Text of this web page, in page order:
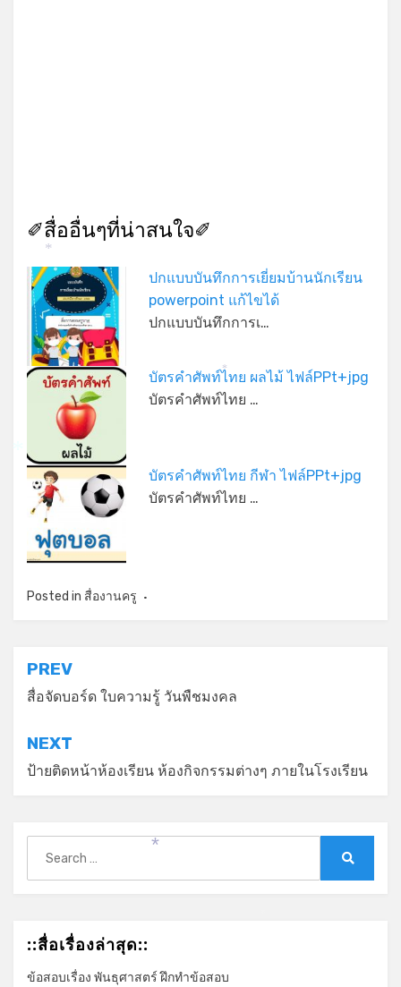
✐สื่ออื่นๆที่น่าสนใจ✐
ปกแบบบันทึกการเยี่ยมบ้านนักเรียน
powerpoint แก้ไขได้
ปกแบบบันทึกการเ…
บัตรคำศัพท์ไทย ผลไม้ ไฟล์PPt+jpg
บัตรคำศัพท์ไทย …
บัตรคำศัพท์ไทย กีฬา ไฟล์PPt+jpg
บัตรคำศัพท์ไทย …
Posted in สื่องานครู
แนะแนว
เรื่อง
PREV
สื่อจัดบอร์ด ใบความรู้ วันพืชมงคล
NEXT
ป้ายติดหน้าห้องเรียน ห้องกิจกรรมต่างๆ ภายในโรงเรียน
for:
::สื่อเรื่องล่าสุด::
ข้อสอบเรื่อง พันธุศาสตร์ ฝึกทำข้อสอบ
*